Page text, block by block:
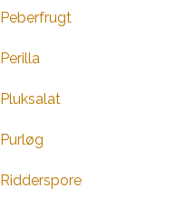
Peberfrugt
Perilla
Pluksalat
Purløg
Ridderspore